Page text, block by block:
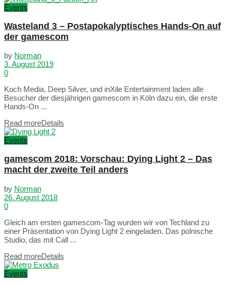
Events
Wasteland 3 – Postapokalyptisches Hands-On auf
der gamescom
by Norman
3. August 2019
0
Koch Media, Deep Silver, und inXile Entertainment laden alle
Besucher der diesjährigen gamescom in Köln dazu ein, die erste
Hands-On ...
Read moreDetails
Events
gamescom 2018: Vorschau: Dying Light 2 – Das
macht der zweite Teil anders
by Norman
26. August 2018
0
Gleich am ersten gamescom-Tag wurden wir von Techland zu
einer Präsentation von Dying Light 2 eingeladen. Das polnische
Studio, das mit Call ...
Read moreDetails
Events